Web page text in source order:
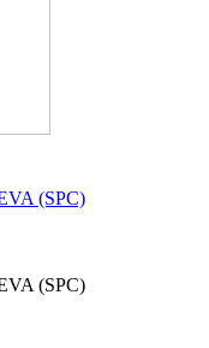
(SPC)
(SPC)